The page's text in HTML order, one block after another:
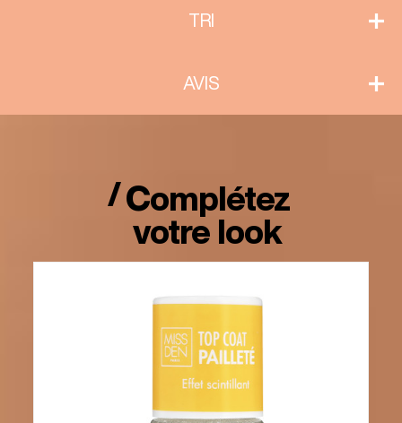
TRI
AVIS
Complétez
votre look